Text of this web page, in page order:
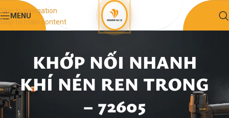
Skip to navigation
Skip to main content
MENU
KHỚP NỐI NHANH
KHÍ NÉN REN TRONG
– 72605